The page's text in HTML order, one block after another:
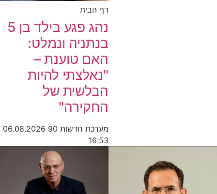
דף הבית
נהג פגע בילד בן 5
בנתניה ונמלט:
האם טוענת –
"נאלצתי להיות
הבלשית של
החקירה"
מערכת חדשות 90
06.08.2026
16:53